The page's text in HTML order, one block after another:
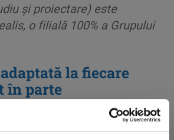
și proiectare) este
, o filială 100% a Grupului
la fiecare
în parte